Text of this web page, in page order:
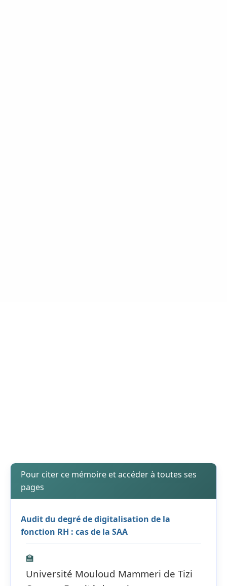
Pour citer ce mémoire et accéder à toutes ses
pages
Audit du degré de digitalisation de la
fonction RH : cas de la SAA
🏫
Université Mouloud Mammeri de Tizi